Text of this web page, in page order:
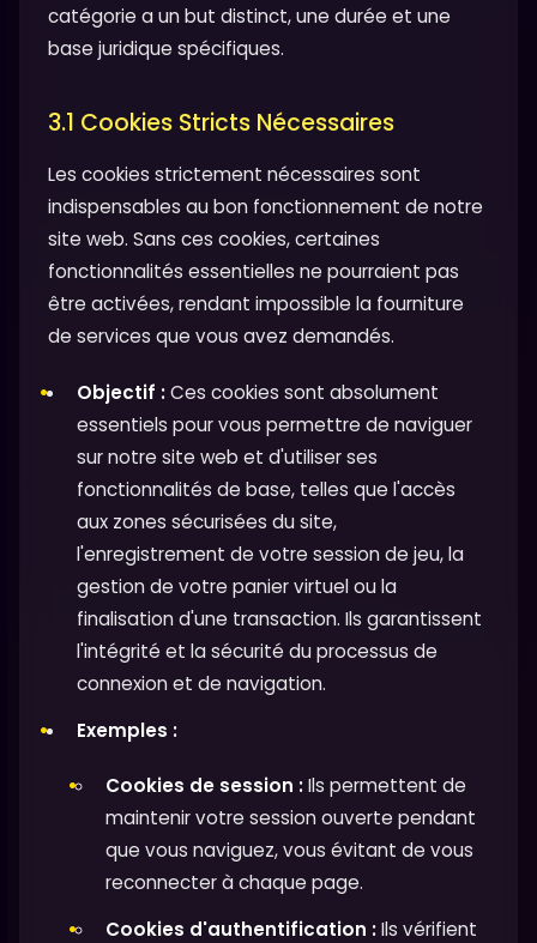
catégorie a un but distinct, une durée et une
base juridique spécifiques.
3.1 Cookies Stricts Nécessaires
Les cookies strictement nécessaires sont
indispensables au bon fonctionnement de notre
site web. Sans ces cookies, certaines
fonctionnalités essentielles ne pourraient pas
être activées, rendant impossible la fourniture
de services que vous avez demandés.
Objectif :Ces cookies sont absolument
essentiels pour vous permettre de naviguer
sur notre site web et d'utiliser ses
fonctionnalités de base, telles que l'accès
aux zones sécurisées du site,
l'enregistrement de votre session de jeu, la
gestion de votre panier virtuel ou la
finalisation d'une transaction. Ils garantissent
l'intégrité et la sécurité du processus de
connexion et de navigation.
Exemples :
Cookies de session :Ils permettent de
maintenir votre session ouverte pendant
que vous naviguez, vous évitant de vous
reconnecter à chaque page.
Cookies d'authentification :Ils vérifient